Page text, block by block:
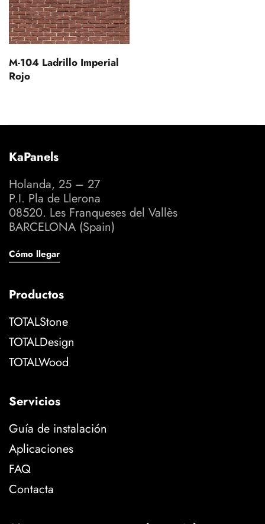
M-104 Ladrillo Imperial
Rojo
KaPanels
Holanda, 25 – 27
P.I. Pla de Llerona
08520. Les Franqueses del Vallès
BARCELONA (Spain)
Cómo llegar
Productos
TOTALStone
TOTALDesign
TOTALWood
Servicios
Guía de instalación
Aplicaciones
FAQ
Contacta